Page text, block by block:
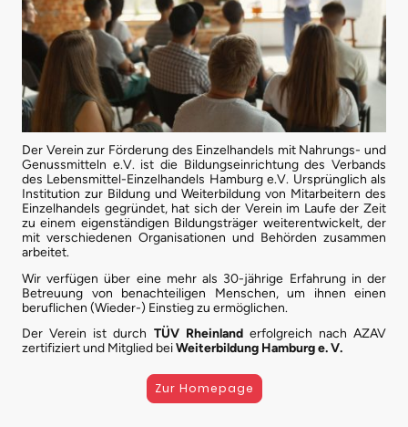
Der Verein zur Förderung des Einzelhandels mit Nahrungs- und
Genussmitteln e.V. ist die Bildungseinrichtung des Verbands
des Lebensmittel-Einzelhandels Hamburg e.V. Ursprünglich als
Institution zur Bildung und Weiterbildung von Mitarbeitern des
Einzelhandels gegründet, hat sich der Verein im Laufe der Zeit
zu einem eigenständigen Bildungsträger weiterentwickelt, der
mit verschiedenen Organisationen und Behörden zusammen
arbeitet.
Wir verfügen über eine mehr als 30-jährige Erfahrung in der
Betreuung von benachteiligen Menschen, um ihnen einen
beruflichen (Wieder-) Einstieg zu ermöglichen.
Der Verein ist durch TÜV Rheinlanderfolgreich nach AZAV
zertifiziert und Mitglied beiWeiterbildung Hamburg e. V.
Zur Homepage